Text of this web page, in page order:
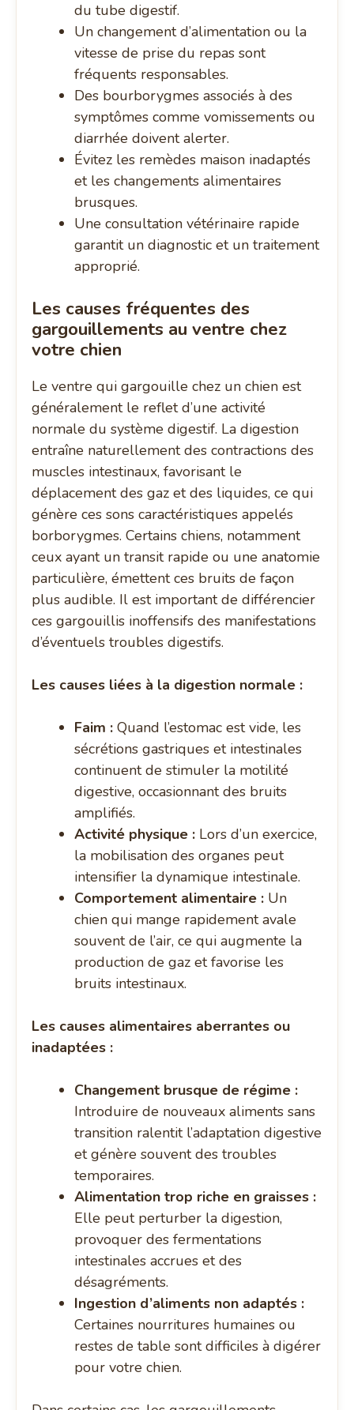
du tube digestif.
Un changement d’alimentation ou la
vitesse de prise du repas sont
fréquents responsables.
Des bourborygmes associés à des
symptômes comme vomissements ou
diarrhée doivent alerter.
Évitez les remèdes maison inadaptés
et les changements alimentaires
brusques.
Une consultation vétérinaire rapide
garantit un diagnostic et un traitement
approprié.
Les causes fréquentes des
gargouillements au ventre chez
votre chien
Le ventre qui gargouille chez un chien est
généralement le reflet d’une activité
normale du système digestif. La digestion
entraîne naturellement des contractions des
muscles intestinaux, favorisant le
déplacement des gaz et des liquides, ce qui
génère ces sons caractéristiques appelés
borborygmes. Certains chiens, notamment
ceux ayant un transit rapide ou une anatomie
particulière, émettent ces bruits de façon
plus audible. Il est important de différencier
ces gargouillis inoffensifs des manifestations
d’éventuels troubles digestifs.
Les causes liées à la digestion normale :
Faim : Quand l’estomac est vide, les
sécrétions gastriques et intestinales
continuent de stimuler la motilité
digestive, occasionnant des bruits
amplifiés.
Activité physique : Lors d’un exercice,
la mobilisation des organes peut
intensifier la dynamique intestinale.
Comportement alimentaire : Un
chien qui mange rapidement avale
souvent de l’air, ce qui augmente la
production de gaz et favorise les
bruits intestinaux.
Les causes alimentaires aberrantes ou
inadaptées :
Changement brusque de régime :
Introduire de nouveaux aliments sans
transition ralentit l’adaptation digestive
et génère souvent des troubles
temporaires.
Alimentation trop riche en graisses :
Elle peut perturber la digestion,
provoquer des fermentations
intestinales accrues et des
désagréments.
Ingestion d’aliments non adaptés :
Certaines nourritures humaines ou
restes de table sont difficiles à digérer
pour votre chien.